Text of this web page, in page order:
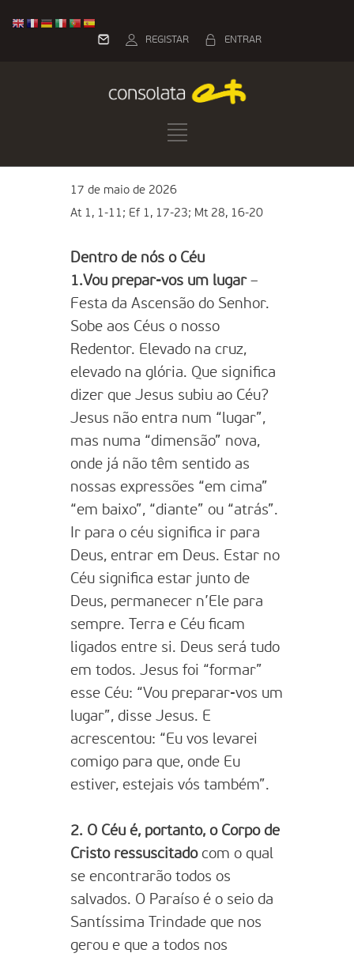
ENTRAR
REGISTAR
17 de maio de 2026
At 1, 1-11; Ef 1, 17-23; Mt 28, 16-20
Dentro de nós o Céu
1.Vou prepar-vos um lugar–
Festa da Ascensão do Senhor.
Sobe aos Céus o nosso
Redentor. Elevado na cruz,
elevado na glória. Que significa
dizer que Jesus subiu ao Céu?
Jesus não entra num “lugar”,
mas numa “dimensão” nova,
onde já não têm sentido as
nossas expressões “em cima”
“em baixo”, “diante” ou “atrás”.
Ir para o céu significa ir para
Deus, entrar em Deus. Estar no
Céu significa estar junto de
Deus, permanecer n’Ele para
sempre. Terra e Céu ficam
ligados entre si. Deus será tudo
em todos. Jesus foi “formar”
esse Céu: “Vou preparar-vos um
lugar”, disse Jesus. E
acrescentou: “Eu vos levarei
comigo para que, onde Eu
estiver, estejais vós também”.
2. O Céu é, portanto, o Corpo de
Cristo ressuscitadocom o qual
se encontrarão todos os
salvados. O Paraíso é o seio da
Santíssima Trindade que nos
gerou e que a todos nos